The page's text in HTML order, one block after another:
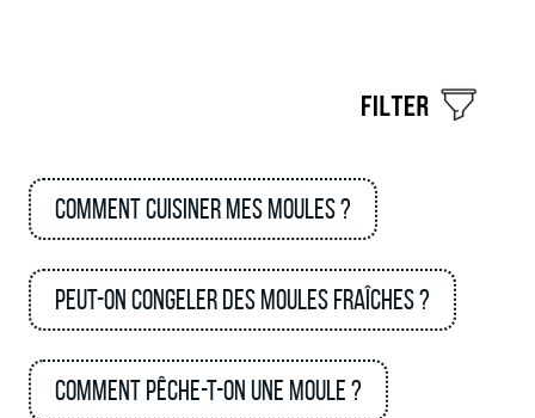
Comment cuisiner mes moules ?
Peut-on congeler des moules fraîches ?
Comment pêche-t-on une moule ?